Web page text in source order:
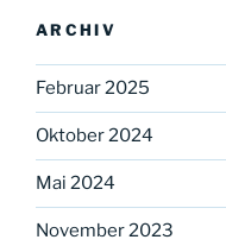
ARCHIV
Februar 2025
Oktober 2024
Mai 2024
November 2023